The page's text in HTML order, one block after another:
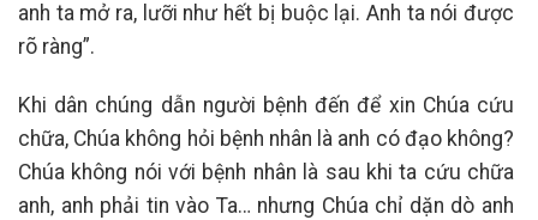
anh ta mở ra, lưỡi như hết bị buộc lại. Anh ta nói được
rõ ràng”.
Khi dân chúng dẫn người bệnh đến để xin Chúa cứu
chữa, Chúa không hỏi bệnh nhân là anh có đạo không?
Chúa không nói với bệnh nhân là sau khi ta cứu chữa
anh, anh phải tin vào Ta… nhưng Chúa chỉ dặn dò anh